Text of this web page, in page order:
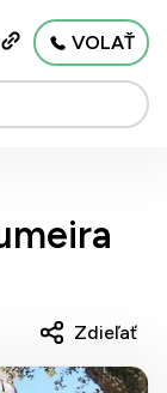
VOLAŤ
Zdieľať